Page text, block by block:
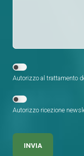
Autorizzo al trattamento
Autorizzo ricezione